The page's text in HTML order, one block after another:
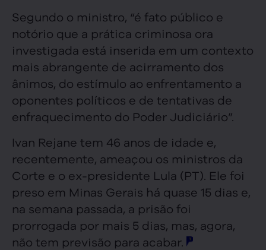
Segundo o ministro, “é fato público e
notório que a prática criminosa ora
investigada está inserida em um contexto
mais abrangente de acirramento dos
ânimos, do estímulo ao enfrentamento a
oponentes políticos e de tentativas de
enfraquecimento do Poder Judiciário”.
Ivan Rejane tem 46 anos de idade e,
recentemente, ameaçou os ministros da
Corte e o ex-presidente Lula (PT). Ele foi
preso em Minas Gerais há quase 15 dias e,
na semana passada, a prisão foi
prorrogada por mais 5 dias, mas, agora,
não tem previsão para acabar.